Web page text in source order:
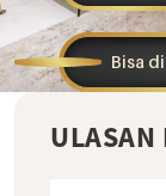
Bisa
ULASAN